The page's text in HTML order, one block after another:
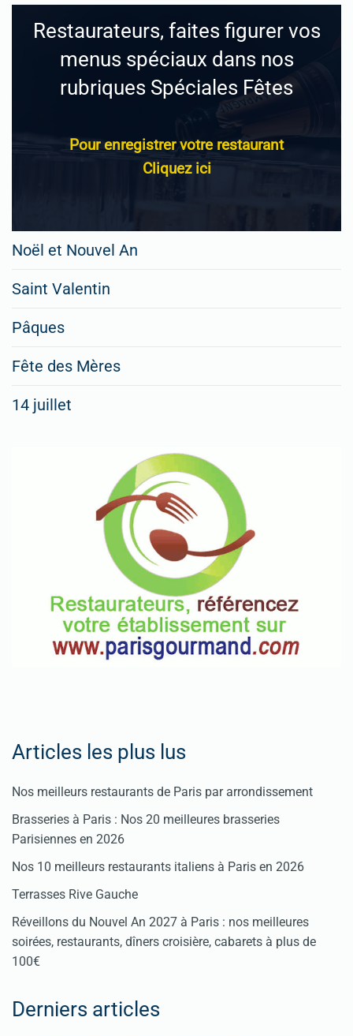
Restaurateurs, faites figurer vos
menus spéciaux dans nos
rubriques Spéciales Fêtes
Pour enregistrer votre restaurant
Cliquez ici
Noël et Nouvel An
Saint Valentin
Pâques
Fête des Mères
14 juillet
Articles les plus lus
Nos meilleurs restaurants de Paris par arrondissement
Brasseries à Paris : Nos 20 meilleures brasseries
Parisiennes en 2026
Nos 10 meilleurs restaurants italiens à Paris en 2026
Terrasses Rive Gauche
Réveillons du Nouvel An 2027 à Paris : nos meilleures
soirées, restaurants, dîners croisière, cabarets à plus de
100€
Derniers articles